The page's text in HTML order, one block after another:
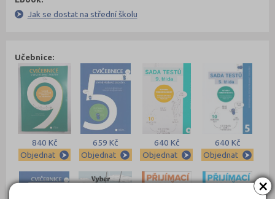
×
Jak se dostat na střední školu
Učebnice:
840 Kč
Objednat
659 Kč
Objednat
640 Kč
Objednat
640 Kč
Objednat